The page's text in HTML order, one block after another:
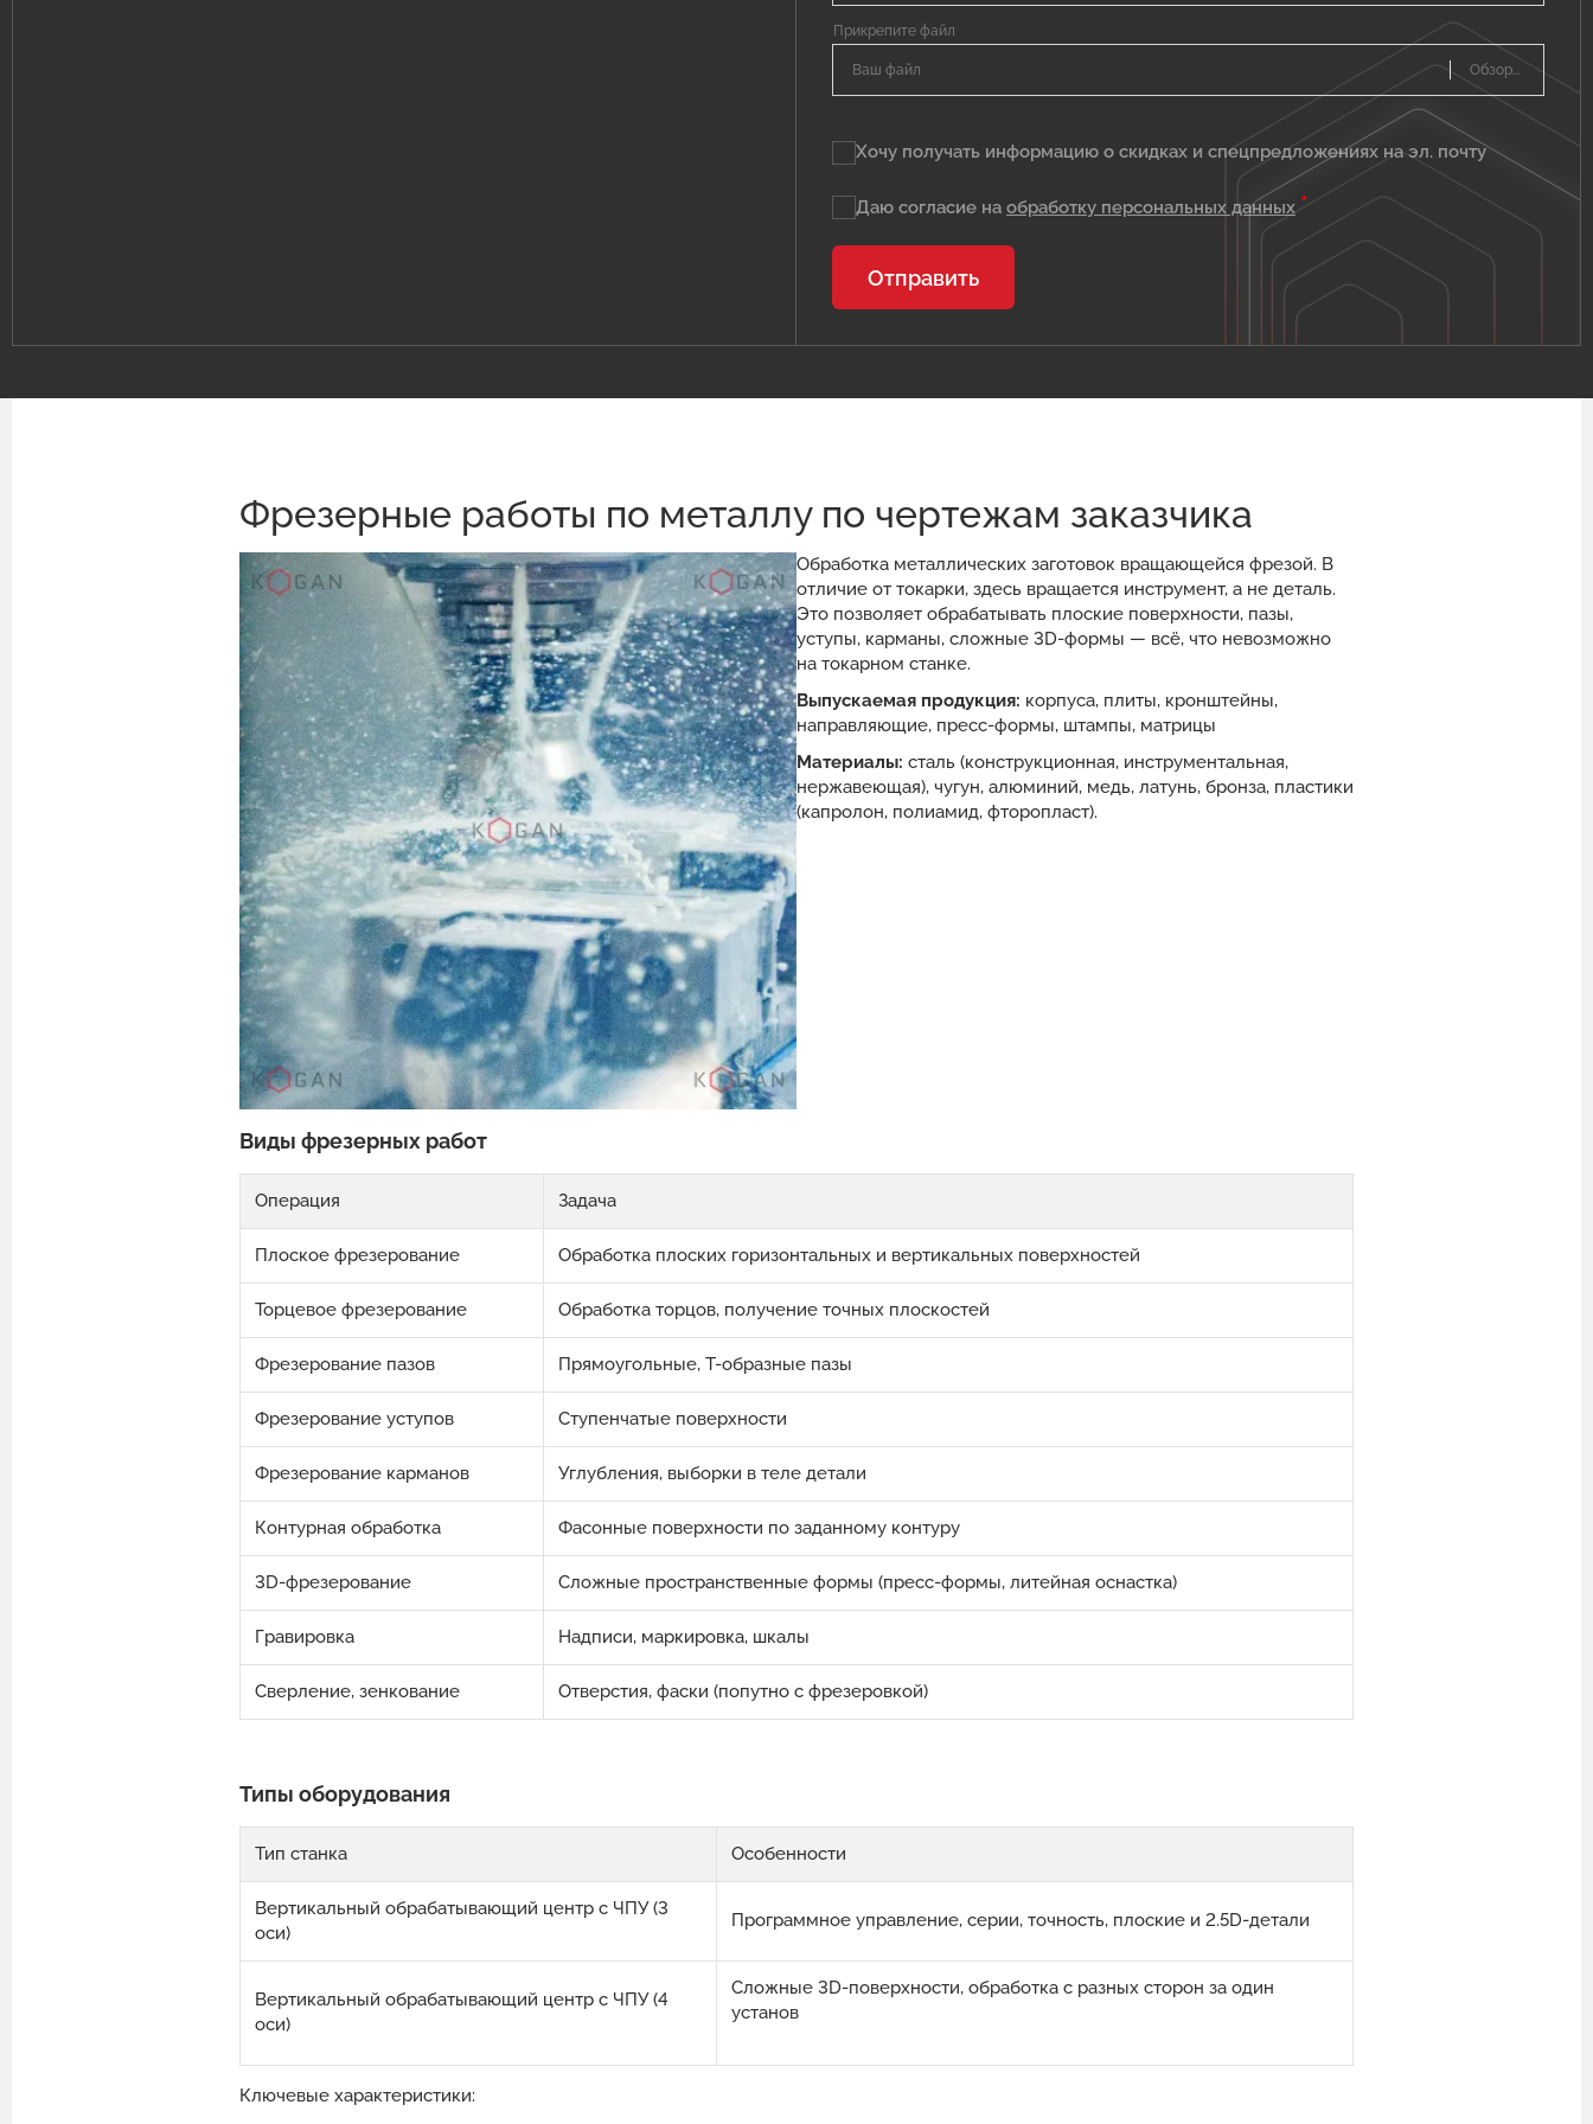
Ваш файл
Хочу получать информацию о скидках и спецпредложениях на эл. почту
Даю согласие на обработку персональных данных *
Отправить
Фрезерные работы по металлу по чертежам заказчика
Обработка металлических заготовок вращающейся фрезой. В
отличие от токарки, здесь вращается инструмент, а не деталь.
Это позволяет обрабатывать плоские поверхности, пазы,
уступы, карманы, сложные 3D-формы — всё, что невозможно
на токарном станке.
Выпускаемая продукция: корпуса, плиты, кронштейны,
направляющие, пресс-формы, штампы, матрицы
Материалы: сталь (конструкционная, инструментальная,
нержавеющая), чугун, алюминий, медь, латунь, бронза, пластики
(капролон, полиамид, фторопласт).
Виды фрезерных работ
Операция Задача
Плоское фрезерование Обработка плоских горизонтальных и вертикальных поверхностей
Торцевое фрезерование Обработка торцов, получение точных плоскостей
Фрезерование пазов Прямоугольные, Т-образные пазы
Фрезерование уступов Ступенчатые поверхности
Фрезерование карманов Углубления, выборки в теле детали
Контурная обработка Фасонные поверхности по заданному контуру
3D-фрезерование Сложные пространственные формы (пресс-формы, литейная оснастка)
Гравировка Надписи, маркировка, шкалы
Сверление, зенкование Отверстия, фаски (попутно с фрезеровкой)
Типы оборудования
Тип станка Особенности
Вертикальный обрабатывающий центр с ЧПУ (3
оси)
Программное управление, серии, точность, плоские и 2.5D-детали
Вертикальный обрабатывающий центр с ЧПУ (4
оси)
Сложные 3D-поверхности, обработка с разных сторон за один
установ
Ключевые характеристики: